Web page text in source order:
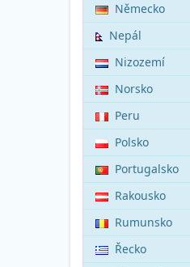
Německo
Nepál
Nizozemí
Norsko
Peru
Polsko
Portugalsko
Rakousko
Rumunsko
Řecko